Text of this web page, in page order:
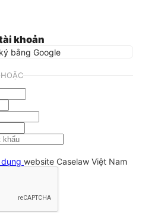
khoản
bằng Google
HOẶC
website Caselaw Việt Nam